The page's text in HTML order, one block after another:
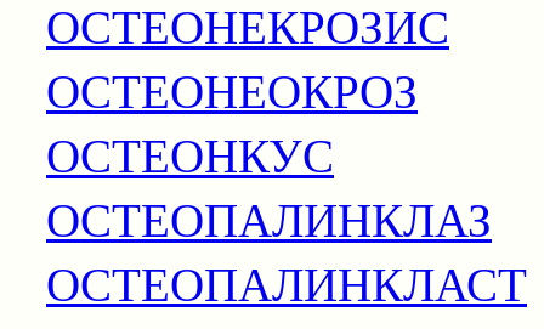
ОСТЕОНЕКРОЗИС
ОСТЕОНЕОКРОЗ
ОСТЕОНКУС
ОСТЕОПАЛИНКЛАЗ
ОСТЕОПАЛИНКЛАСТ